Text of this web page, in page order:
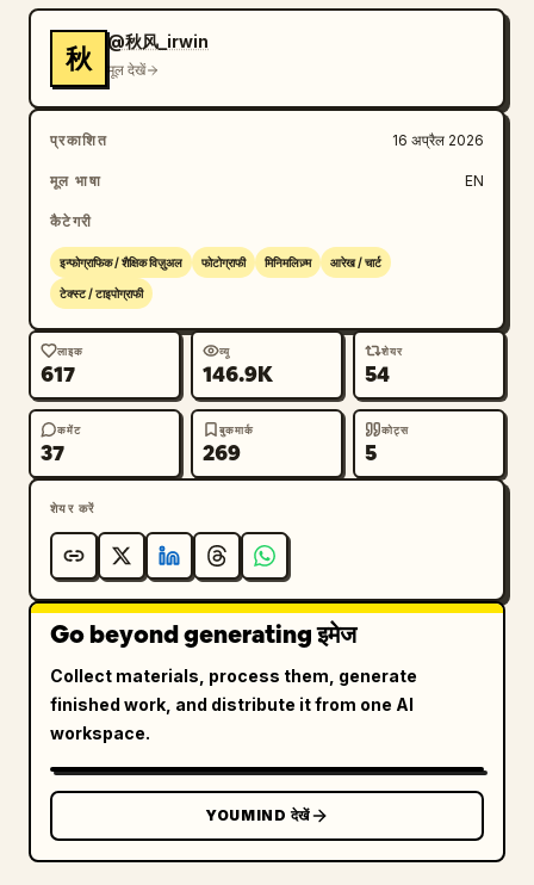
        "एकदिष्ट वर्धमान फलन (Monotonically
increasing functions)",
        "आवश्यक और पर्याप्त शर्तें (Necessary and
trigonometry)",
        "ठोस ज्यामिति (Solid geometry)",
        "शंकु का पार्श्व पृष्ठीय क्षेत्रफल (Cone lateral
        "त्रिकोणमितीय फलन ग्राफ (Trigonometric
function graph)"
      ],
      "diagrams": {
        "count": 2,
        "descriptions": [
          "प्रश्न 6 के बगल में स्थित आंतरिक डैश वाली
रेखाओं के साथ एक घन (cube) का 3D रेखाचित्र।",
          "प्रश्न 8 के बगल में स्थित आंशिक साइन वेव वक्र
        ]
      }
    },
    "footer": "
高一数学试卷 第 1 页 (共 4 页)
"
  }
}
秋
@秋风_irwin
मूल देखें
प्रकाशित 16 अप्रैल 2026
मूल भाषा EN
कैटेगरी
इन्फोग्राफिक / शैक्षिक विज़ुअल फोटोग्राफी मिनिमलिज़्म आरेख / चार्ट
टेक्स्ट / टाइपोग्राफी
लाइक
617
व्यू
146.9K
शेयर
54
कमेंट
37
बुकमार्क
269
कोट्स
5
शेयर करें
Go beyond generating इमेज
Collect materials, process them, generate
finished work, and distribute it from one AI
workspace.
YOUMIND देखें